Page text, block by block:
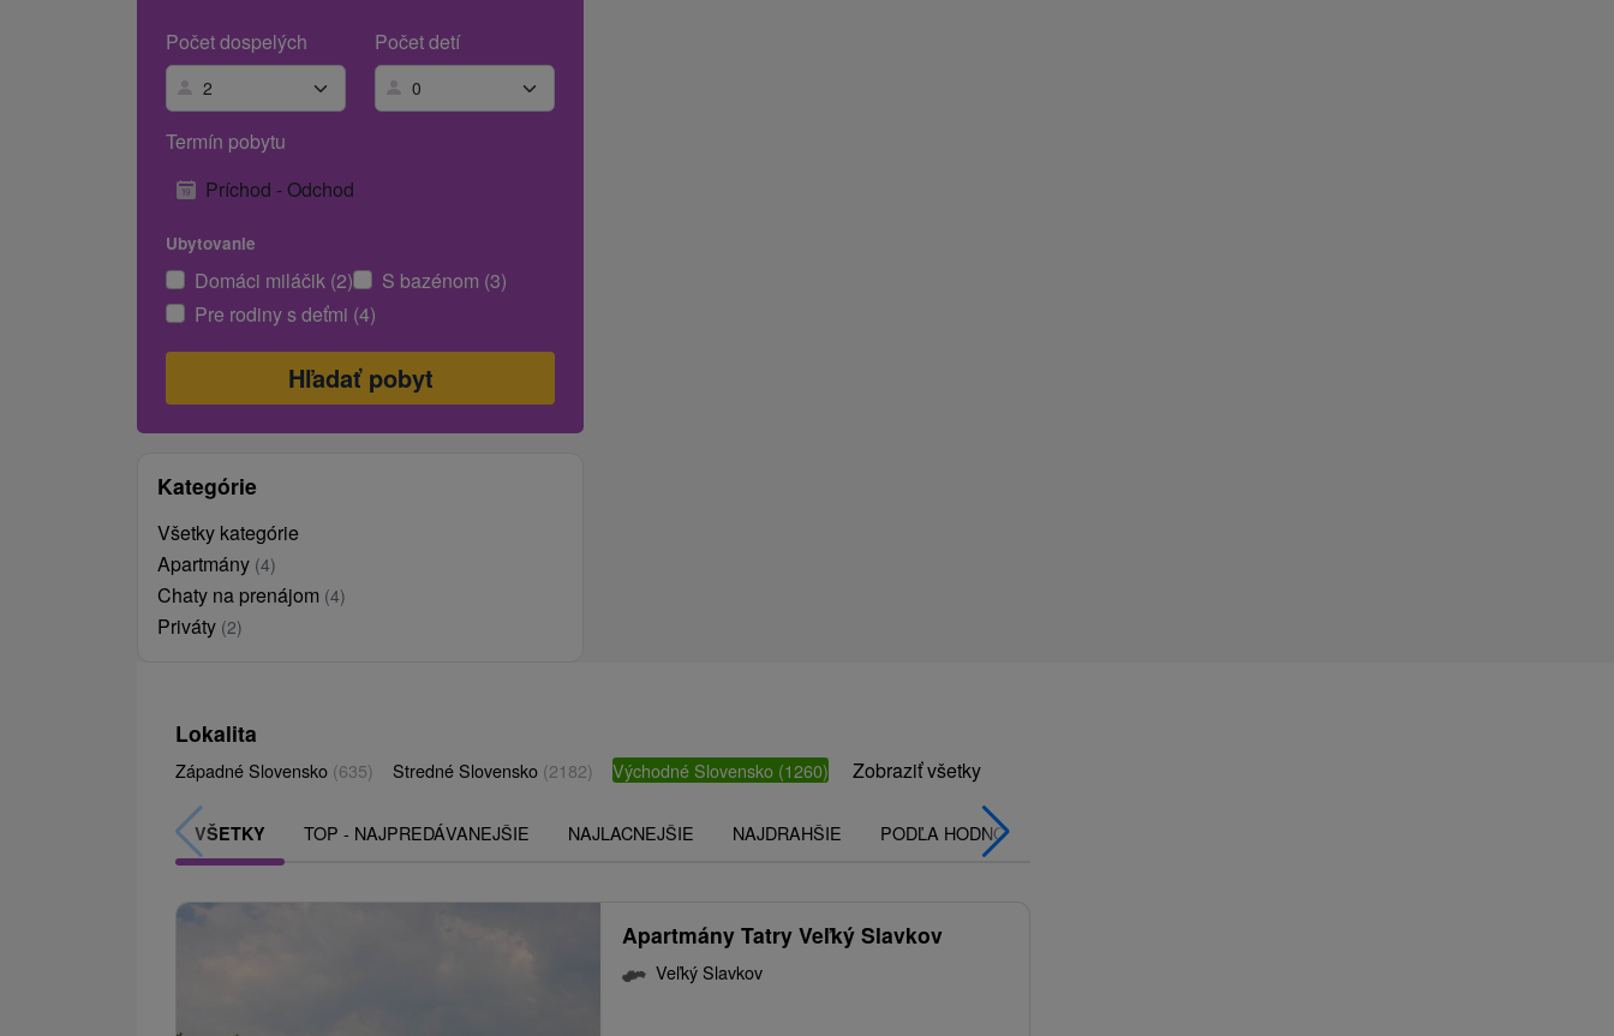
Počet dospelých
Počet detí
Termín pobytu
Príchod - Odchod
Ubytovanie
Domáci miláčik (2)
S bazénom (3)
Pre rodiny s deťmi (4)
Kategórie
Všetky kategórie
Apartmány (4)
Chaty na prenájom (4)
Priváty (2)
Lokalita
Západné Slovensko (635) Stredné Slovensko (2182) Východné Slovensko (1260) Zobraziť všetky
VŠETKY TOP - NAJPREDÁVANEJŠIE NAJLACNEJŠIE NAJDRAHŠIE PODĽA HODNOTENÍ
Apartmány Tatry Veľký Slavkov
Veľký Slavkov